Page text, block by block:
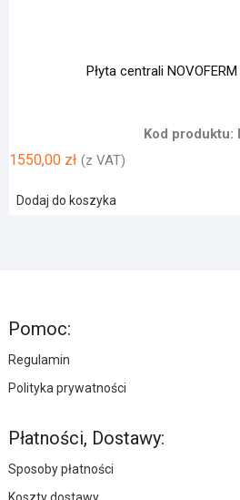
Płyta centrali
Kod produktu:
1550,00 zł (z VAT)
Dodaj do koszyka
Pomoc:
Regulamin
Polityka prywatności
Płatności, Dostawy:
Sposoby płatności